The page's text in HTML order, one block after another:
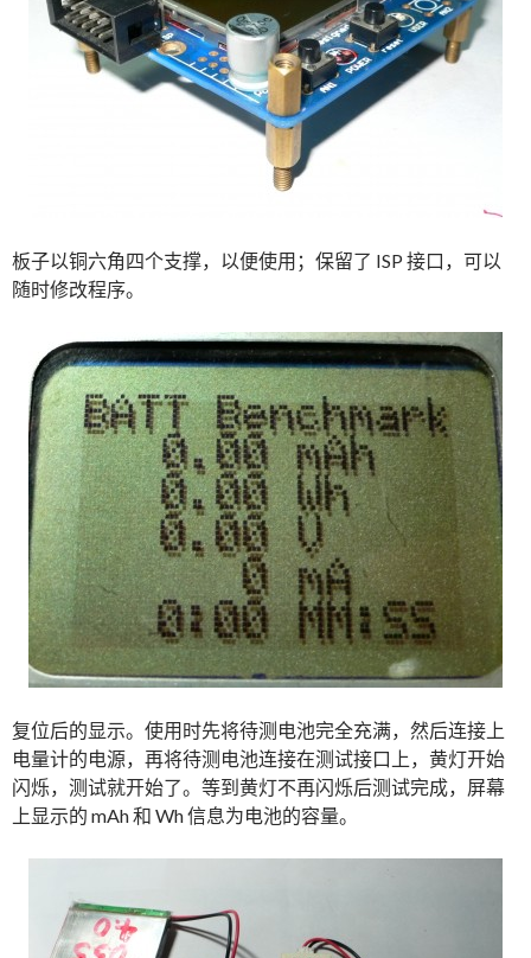
板子以铜六角四个支撑，以便使用；保留了 ISP 接口，可以
随时修改程序。
复位后的显示。使用时先将待测电池完全充满，然后连接上
电量计的电源，再将待测电池连接在测试接口上，黄灯开始
闪烁，测试就开始了。等到黄灯不再闪烁后测试完成，屏幕
上显示的 mAh 和 Wh 信息为电池的容量。